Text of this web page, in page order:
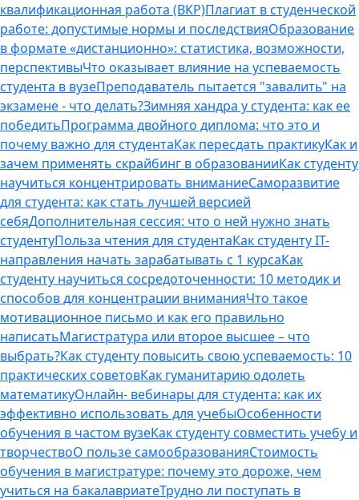
квалификационная работа (ВКР)Плагиат в студенческой
работе: допустимые нормы и последствияОбразование
в формате «дистанционно»: статистика, возможности,
перспективыЧто оказывает влияние на успеваемость
студента в вузеПреподаватель пытается "завалить" на
экзамене - что делать?Зимняя хандра у студента: как ее
победитьПрограмма двойного диплома: что это и
почему важно для студентаКак пересдать практикуКак и
зачем применять скрайбинг в образованииКак студенту
научиться концентрировать вниманиеСаморазвитие
для студента: как стать лучшей версией
себяДополнительная сессия: что о ней нужно знать
студентуПольза чтения для студентаКак студенту IT-
направления начать зарабатывать с 1 курсаКак
студенту научиться сосредоточенности: 10 методик и
способов для концентрации вниманияЧто такое
мотивационное письмо и как его правильно
написатьМагистратура или второе высшее – что
выбрать?Как студенту повысить свою успеваемость: 10
практических советовКак гуманитарию одолеть
математикуОнлайн- вебинары для студента: как их
эффективно использовать для учебыОсобенности
обучения в частом вузеКак студенту совместить учебу и
творчествоО пользе самообразованияСтоимость
обучения в магистратуре: почему это дороже, чем
учиться на бакалавриатеТрудно ли поступать в